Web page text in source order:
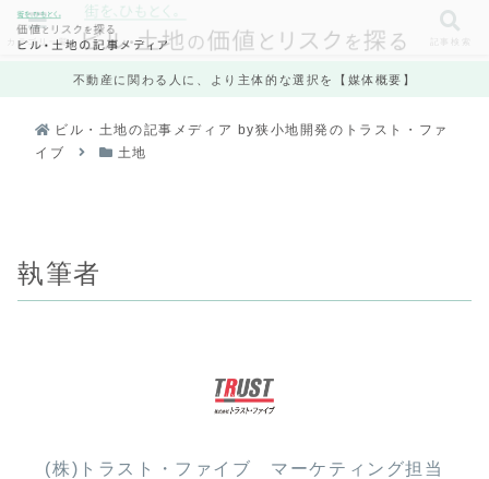
不動産に関わる人に、より主体的な選択を【媒体概要】
ビル・土地の記事メディア by狭小地開発のトラスト・ファ
イブ
土地
執筆者
(株)トラスト・ファイブ マーケティング担当
カテゴリ一覧